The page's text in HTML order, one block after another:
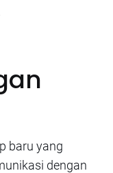
baru yang
dengan